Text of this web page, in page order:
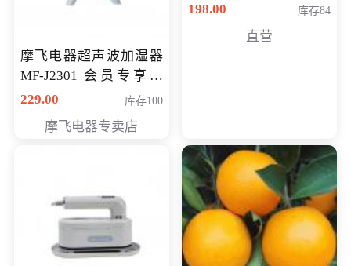
摩飞电器超声波加湿器
MF-J2301 会员专享价
168元
229.00 库存100
摩飞电器专卖店
198.00
库存84
直营